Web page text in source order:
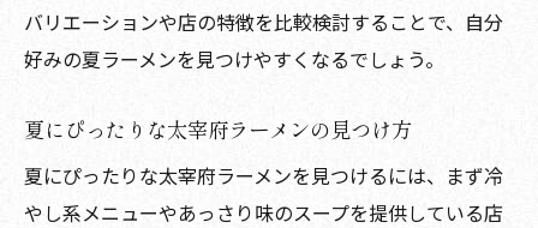
バリエーションや店の特徴を比較検討することで、自分
好みの夏ラーメンを見つけやすくなるでしょう。
夏にぴったりな太宰府ラーメンの見つけ方
夏にぴったりな太宰府ラーメンを見つけるには、まず冷
やし系メニューやあっさり味のスープを提供している店